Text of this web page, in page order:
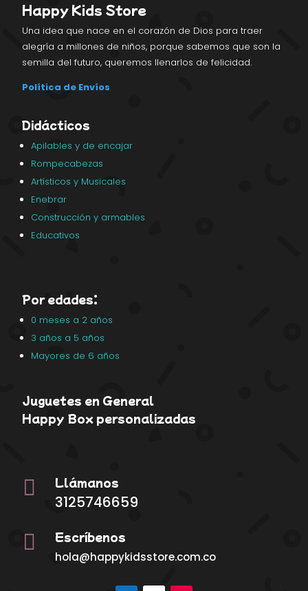
Happy Kids Store
Una idea que nace en el corazón de Dios para traer
alegría a millones de niños, porque sabemos que son la
semilla del futuro, queremos llenarlos de felicidad.
Política de Envíos
Didácticos
Apilables y de encajar
Rompecabezas
Artísticos y Musicales
Enebrar
Construcción y armables
Educativos
Por edades:
0 meses a 2 años
3 años a 5 años
Mayores de 6 años
Juguetes en General
Happy Box personalizadas
 Llámanos
3125746659
 Escríbenos
hola@happykidsstore.com.co